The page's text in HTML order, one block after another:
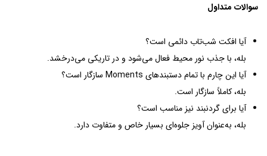
سوالات متداول
آیا افکت شب‌تاب دائمی است؟
بله، با جذب نور محیط فعال می‌شود و در تاریکی می‌درخشد.
آیا این چارم با تمام دستبندهای Moments سازگار است؟
بله، کاملاً سازگار است.
آیا برای گردنبند نیز مناسب است؟
بله، به‌عنوان آویز جلوه‌ای بسیار خاص و متفاوت دارد.